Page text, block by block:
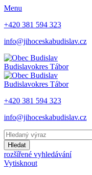
Menu
+420 381 594 323
info@jihoceskabudislav.cz
Budislavokres Tábor
Budislavokres Tábor
+420 381 594 323
info@jihoceskabudislav.cz
Hledat
rozšířené vyhledávání
Vytisknout